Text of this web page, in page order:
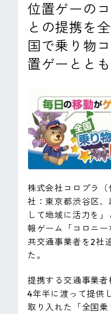
IR情報
採用情報
サステナビリティ
ピンマーク
EN
位置ゲーの
との提携を
国で乗り物
置ゲーとと
株式会社コロプラ
社：東京都渋谷区
して地域に活力を
報ゲーム「コロニ
共交通事業者を2社
た。
提携する交通事業
4年半に渡って提供
取り入れた「全国